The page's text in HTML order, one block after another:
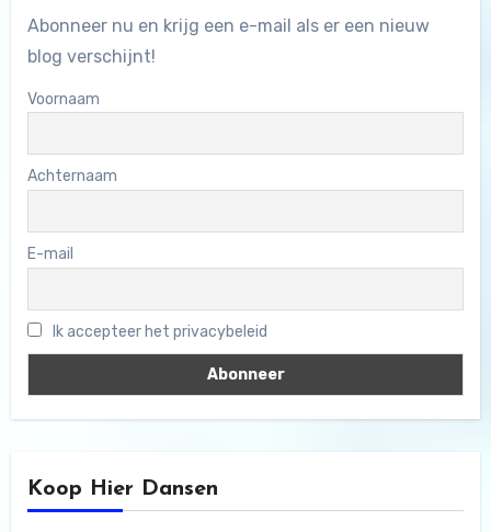
Abonneer nu en krijg een e-mail als er een nieuw
blog verschijnt!
Voornaam
Achternaam
E-mail
Ik accepteer het privacybeleid
Koop Hier Dansen